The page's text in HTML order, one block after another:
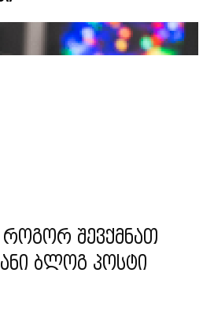
როგორ შევქმნათ
ბლოგ პოსტი